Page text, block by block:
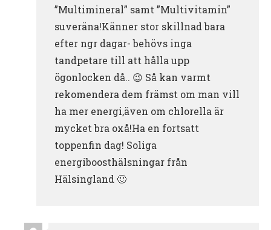
”Multimineral” samt ”Multivitamin”
suveräna!Känner stor skillnad bara
efter ngr dagar- behövs inga
tandpetare till att hålla upp
ögonlocken då.. 😉 Så kan varmt
rekomendera dem främst om man vill
ha mer energi,även om chlorella är
mycket bra oxå!Ha en fortsatt
toppenfin dag! Soliga
energiboosthälsningar från
Hälsingland 🙂